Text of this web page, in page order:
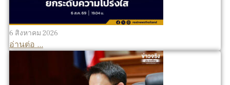
6 สิงหาคม 2026
อ่านต่อ ...